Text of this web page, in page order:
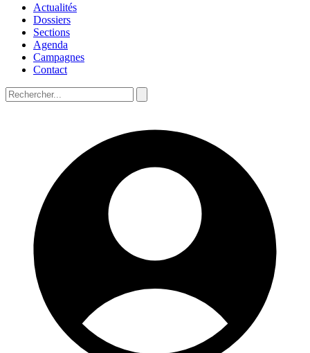
Actualités
Dossiers
Sections
Agenda
Campagnes
Contact